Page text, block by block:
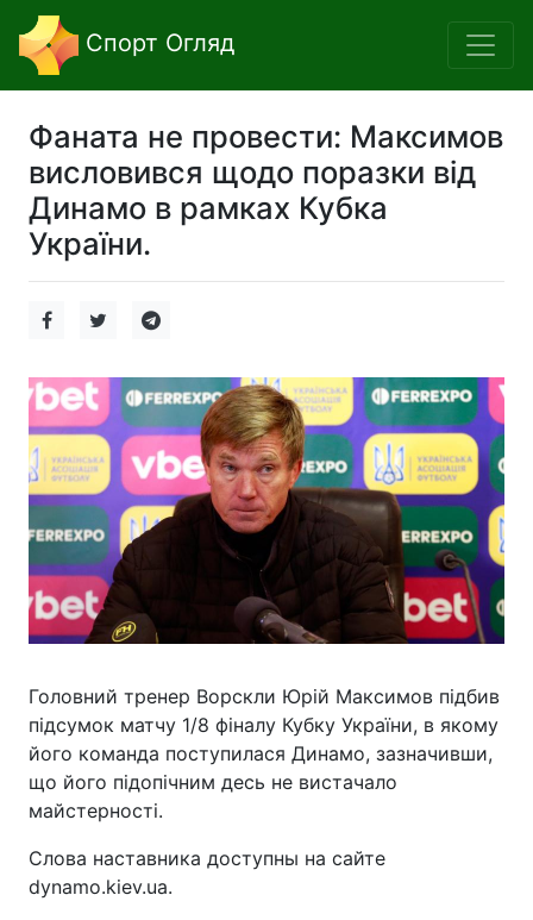
Спорт Огляд
Фаната не провести: Максимов
висловився щодо поразки від
Динамо в рамках Кубка
України.
Головний тренер Ворскли Юрій Максимов підбив
підсумок матчу 1/8 фіналу Кубку України, в якому
його команда поступилася Динамо, зазначивши,
що його підопічним десь не вистачало
майстерності.
Слова наставника доступны на сайте
dynamo.kiev.ua.